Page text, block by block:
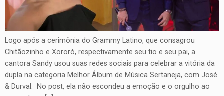
Logo após a cerimônia do Grammy Latino, que consagrou
Chitãozinho e Xororó, respectivamente seu tio e seu pai, a
cantora Sandy usou suas redes sociais para celebrar a vitória da
dupla na categoria Melhor Álbum de Música Sertaneja, com José
& Durval. No post, ela não escondeu a emoção e o orgulho ao